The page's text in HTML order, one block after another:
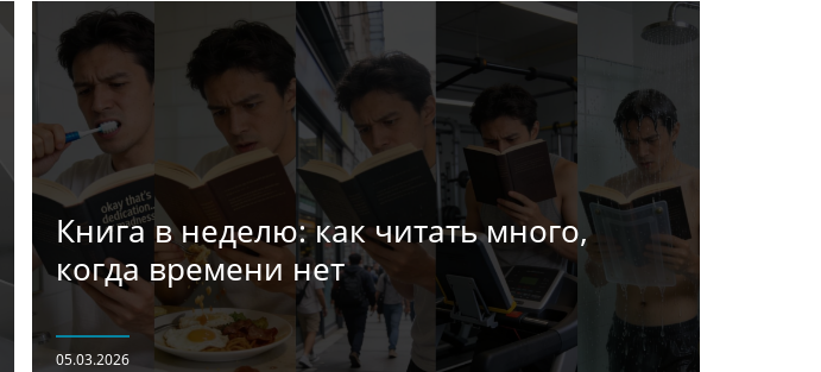
Книга в неделю: как читать много,
когда времени нет
05.03.2026